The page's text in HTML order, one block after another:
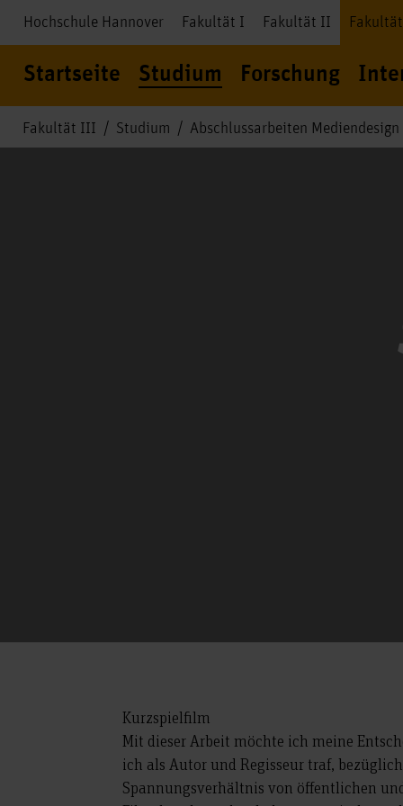
Hochschule Hannover Fakultät I Fakultät II
Startseite Studium Forschung
Fakultät III Studium Abschlussarbeiten Mediendesign
Kurzspielfilm
Mit dieser Arbeit möchte ich meine
ich als Autor und Regisseur traf,
Spannungsverhältnis von öffentlichen